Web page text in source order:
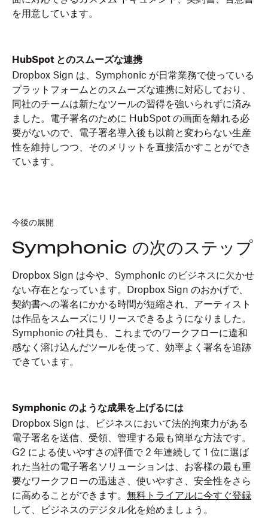
を用意しています。
HubSpot とのスムーズな連携
Dropbox Sign は、Symphonic が日常業務で使っている
プラットフォームとのスムーズな連携に対応しており、
同社のチームは新たなツールの習得を強いられずに済み
ました。電子署名のために HubSpot の画面を離れる必
要がないので、電子署名導入後も以前と変わらない生産
性を維持しつつ、そのメリットを直接活かすことができ
ています。
今後の展開
Symphonic の次のステップ
Dropbox Sign は今や、Symphonic のビジネスに欠かせ
ない存在となっています。Dropbox Sign のおかげで、
契約書への署名にかかる時間が短縮され、アーティスト
は作品をスムーズにリリースできるようになりました。
Symphonic の社員も、これまでのワークフローに違和
感なく溶け込んだツールを使って、効率よく署名を追跡
できています。
Symphonic のような成果を上げるには
Dropbox Sign は、ビジネスにおいて法的拘束力がある
電子署名を送信、受領、管理する最も簡単な方法です。
G2 による使いやすさの評価で 2 年連続して 1 位に選ば
れた当社の電子署名ソリューションは、お客様の最も重
要なワークフローの迅速さ、使いやすさ、安全性をさら
に高めることができます。 無料トライアルに今すぐ登録
して、ビジネスのデジタル化を始めましょう。